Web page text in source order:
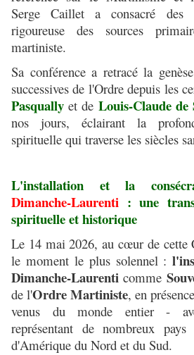
Serge Caillet a consacré des
rigoureuse des sources
martiniste.
Sa conférence a retracé la
successives de l'Ordre depuis les
Pasqually et de Louis-Claude
nos jours, éclairant la
spirituelle qui traverse les siècles
L'installation et la
Dimanche-Laurenti : une
spirituelle et historique
Le 14 mai 2026, au cœur de cette
le moment le plus solennel :
Dimanche-Laurenticomme
de l'Ordre Martiniste, en
venus du monde entier -
représentant de nombreux
d'Amérique du Nord et du Sud.